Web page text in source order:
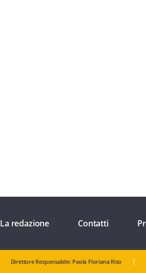
La redazione Contatti
Direttore Responsabile: Paola Floriana Riso